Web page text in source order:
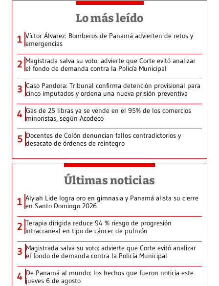
Lo más leído
1 Víctor Álvarez: Bomberos de Panamá advierten de retos y
emergencias
2 Magistrada salva su voto: advierte que Corte evitó analizar
el fondo de demanda contra la Policía Municipal
3 Caso Pandora: Tribunal confirma detención provisional para
cinco imputados y ordena una nueva prisión preventiva
4 Gas de 25 libras ya se vende en el 95% de los comercios
minoristas, según Acodeco
5 Docentes de Colón denuncian fallos contradictorios y
desacato de órdenes de reintegro
Últimas noticias
1 Alyiah Lide logra oro en gimnasia y Panamá alista su cierre
en Santo Domingo 2026
2 Terapia dirigida reduce 94 % riesgo de progresión
intracraneal en tipo de cáncer de pulmón
3 Magistrada salva su voto: advierte que Corte evitó analizar
el fondo de demanda contra la Policía Municipal
4 De Panamá al mundo: los hechos que fueron noticia este
jueves 6 de agosto